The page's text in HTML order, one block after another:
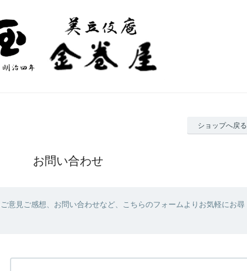
ショップへ戻る
お問い合わせ
意見ご感想、お問い合わせなど、こちらのフォームよりお気軽にお尋